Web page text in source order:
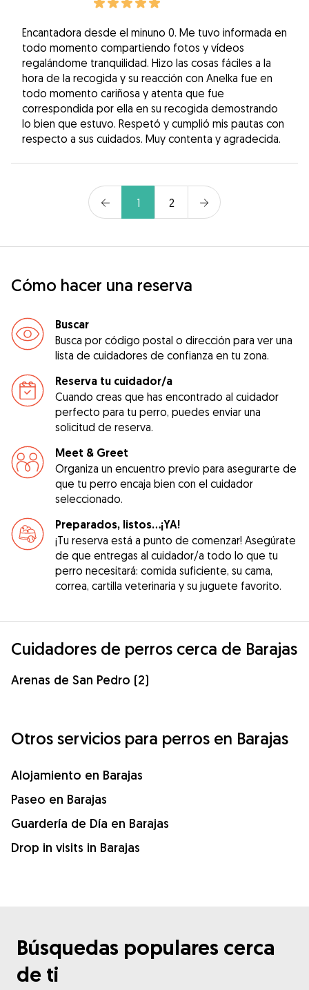
Encantadora desde el minuno 0. Me tuvo informada en
todo momento compartiendo fotos y vídeos
regalándome tranquilidad. Hizo las cosas fáciles a la
hora de la recogida y su reacción con Anelka fue en
todo momento cariñosa y atenta que fue
correspondida por ella en su recogida demostrando
lo bien que estuvo. Respetó y cumplió mis pautas con
respecto a sus cuidados. Muy contenta y agradecida.
1 2
Cómo hacer una reserva
Buscar
Busca por código postal o dirección para ver una
lista de cuidadores de confianza en tu zona.
Reserva tu cuidador/a
Cuando creas que has encontrado al cuidador
perfecto para tu perro, puedes enviar una
solicitud de reserva.
Meet & Greet
Organiza un encuentro previo para asegurarte de
que tu perro encaja bien con el cuidador
seleccionado.
Preparados, listos...¡YA!
¡Tu reserva está a punto de comenzar! Asegúrate
de que entregas al cuidador/a todo lo que tu
perro necesitará: comida suficiente, su cama,
correa, cartilla veterinaria y su juguete favorito.
Cuidadores de perros cerca de Barajas
Arenas de San Pedro (2)
Otros servicios para perros en Barajas
Alojamiento en Barajas
Paseo en Barajas
Guardería de Día en Barajas
Drop in visits in Barajas
Búsquedas populares cerca
de ti